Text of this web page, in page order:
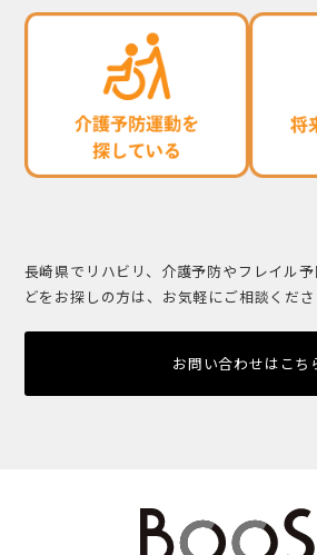
長崎県でリハビリ、介護予防やフレイル
どをお探しの方は、お気軽にご相談くださ
お問い合わせはこち